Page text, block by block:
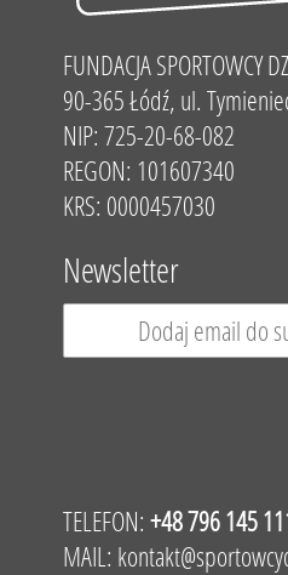
FUNDACJA SPORTOWCY
90-365 Łódź, ul.
NIP: 725-20-68-082
REGON: 101607340
KRS: 0000457030
Newsletter
TELEFON: +48 796 145
MAIL: